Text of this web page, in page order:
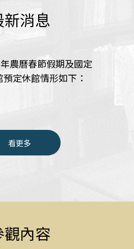
新消息
農曆春節假期及國定
定休館情形如下：
看更多
觀內容